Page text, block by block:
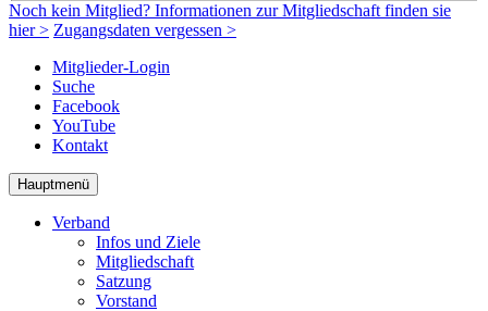
Noch kein Mitglied? Informationen zur Mitgliedschaft finden sie
hier > Zugangsdaten vergessen >
Mitglieder-Login
Suche
Facebook
YouTube
Kontakt
Hauptmenü
Verband
Infos und Ziele
Mitgliedschaft
Satzung
Vorstand